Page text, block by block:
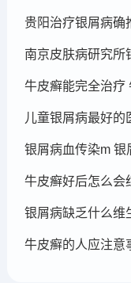
贵阳治疗银屑病确
牛皮癣能完全治疗
儿童银屑病最好的
银屑病血传染m 银
牛皮癣好后怎么会
牛皮癣的人应注意